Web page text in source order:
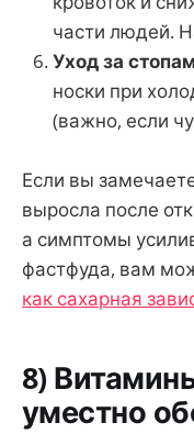
части людей.
Уход за
носки при
(важно, если
Если вы
выросла после
а симптомы
фастфуда, вам
как сахарная
8)
уместно